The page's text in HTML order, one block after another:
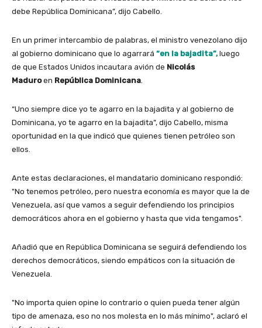
debe República Dominicana”, dijo Cabello.
En un primer intercambio de palabras, el ministro venezolano dijo
al gobierno dominicano que lo agarrará “en la bajadita”,luego
de que Estados Unidos incautara avión de Nicolás
Maduroen República Dominicana
“Uno siempre dice yo te agarro en la bajadita y al gobierno de
Dominicana, yo te agarro en la bajadita”, dijo Cabello, misma
oportunidad en la que indicó que quienes tienen petróleo son
ellos.
Ante estas declaraciones, el mandatario dominicano respondió:
"No tenemos petróleo, pero nuestra economía es mayor que la de
Venezuela, así que vamos a seguir defendiendo los principios
democráticos ahora en el gobierno y hasta que vida tengamos".
Añadió que en República Dominicana se seguirá defendiendo los
derechos democráticos, siendo empáticos con la situación de
Venezuela.
"No importa quien opine lo contrario o quien pueda tener algún
tipo de amenaza, eso no nos molesta en lo más mínimo", aclaró el